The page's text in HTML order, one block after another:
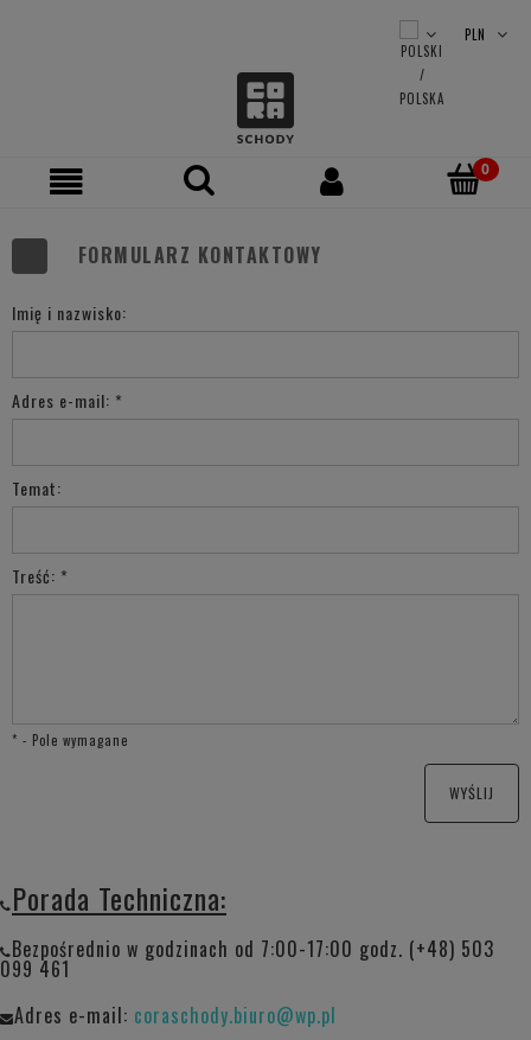
FORMULARZ KONTAKTOWY
Imię i nazwisko:
Adres e-mail: *
Temat:
Treść: *
* - Pole wymagane
WYŚLIJ
Porada Techniczna:
Bezpośrednio w godzinach od 7:00-17:00 godz. (+48) 503
099 461
Adres e-mail: coraschody.biuro@wp.pl